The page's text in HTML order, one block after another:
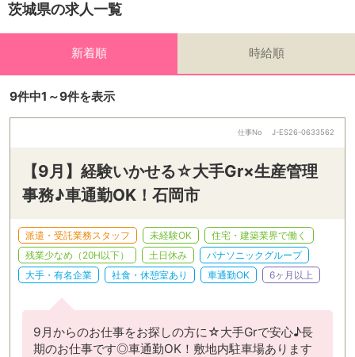
茨城県の求人一覧
新着順 時給順
9件中1～9件を表示
仕事No J-ES26-0633562
【9月】経験いかせる☆大手Gr×生産管理
事務♪車通勤OK！石岡市
派遣・受託業務スタッフ 未経験OK
住宅・建築業界で働く
残業少なめ（20H以下）
土日休み
パナソニックグループ
大手・有名企業
社食・休憩室あり 車通勤OK 6ヶ月以上
9月からのお仕事をお探しの方に☆大手Grで安心♪長
期のお仕事です◎車通勤OK！敷地内駐車場あります